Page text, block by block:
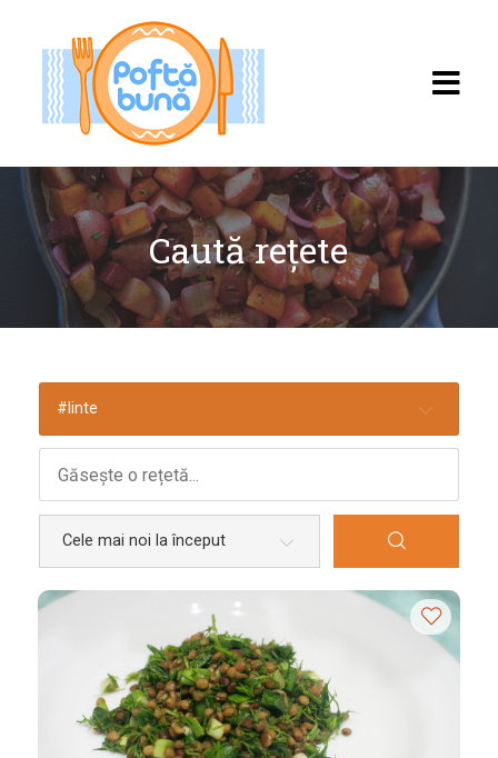
Acasă
Toate rețetele
Categorii
Bucătării
Românească
Nord-Americană
Mexicană
Caută rețete
#linte